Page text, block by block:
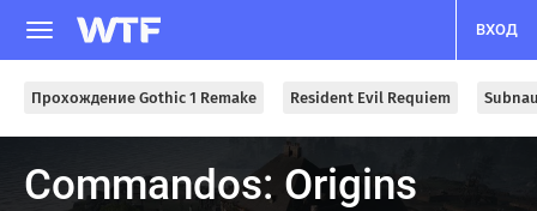
ВХОД
Прохождение Gothic 1 Remake Resident Evil Requiem
Commandos: Origins